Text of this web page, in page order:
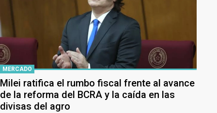
MERCADO
Milei ratifica el rumbo fiscal frente al avance
de la reforma del BCRA y la caída en las
divisas del agro